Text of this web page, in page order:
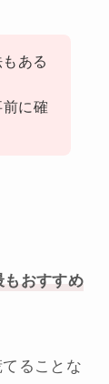
ある
前に確
もおすすめ
ることな